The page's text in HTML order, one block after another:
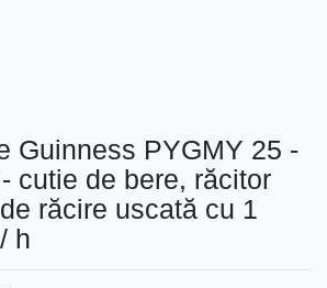
Guinness PYGMY 25 -
cutie de bere, răcitor
răcire uscată cu 1
h